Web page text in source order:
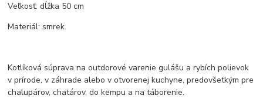
Veľkosť: dĺžka 50 cm
Materiál: smrek.
Kotlíková súprava na outdorové varenie gulášu a rybích polievok
v prírode, v záhrade alebo v otvorenej kuchyne, predovšetkým pre
chalupárov, chatárov, do kempu a na táborenie.